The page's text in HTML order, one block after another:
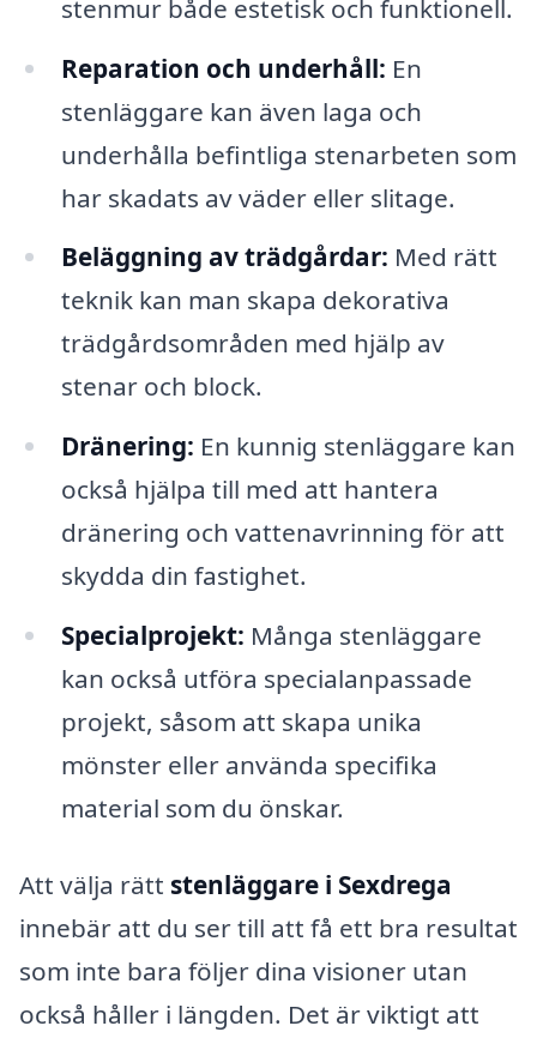
stenmur både estetisk och funktionell.
Reparation och underhåll: En
stenläggare kan även laga och
underhålla befintliga stenarbeten som
har skadats av väder eller slitage.
Beläggning av trädgårdar: Med rätt
teknik kan man skapa dekorativa
trädgårdsområden med hjälp av
stenar och block.
Dränering: En kunnig stenläggare kan
också hjälpa till med att hantera
dränering och vattenavrinning för att
skydda din fastighet.
Specialprojekt: Många stenläggare
kan också utföra specialanpassade
projekt, såsom att skapa unika
mönster eller använda specifika
material som du önskar.
Att välja rätt stenläggare i Sexdrega
innebär att du ser till att få ett bra resultat
som inte bara följer dina visioner utan
också håller i längden. Det är viktigt att